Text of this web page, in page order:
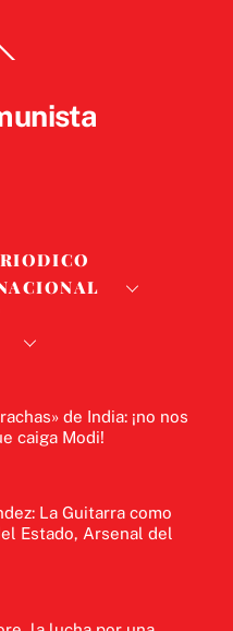
To
de India: ¡no nos
caiga Modi!
La Guitarra como
Estado, Arsenal del